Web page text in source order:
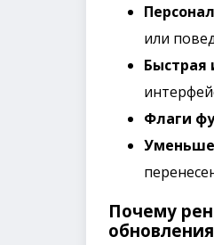
или
Быстрая
Флаги
Почему